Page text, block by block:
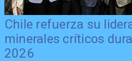
Chile refuerza su
minerales críticos
2026